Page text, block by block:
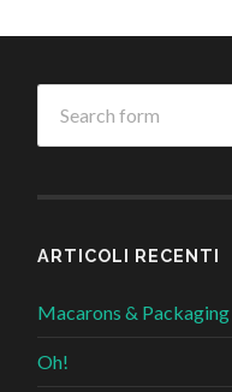
ARTICOLI RECENTI
Macarons & Packaging
Oh!